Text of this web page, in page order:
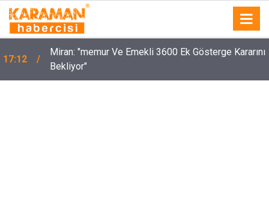
17:12
Miran: "memur Ve Emekli 3600 Ek Gösterge Kararını
Bekliyor"